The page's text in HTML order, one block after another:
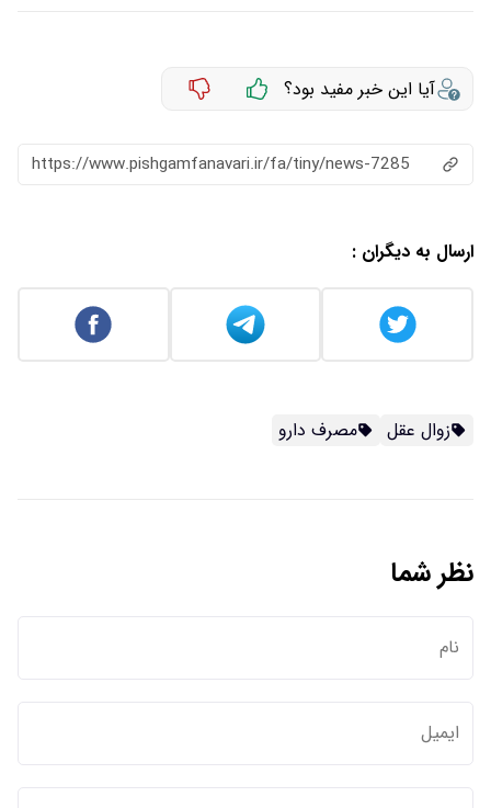
آیا این خبر مفید بود؟
https://www.pishgamfanavari.ir/fa/tiny/news-7285
ارسال به دیگران :
زوال عقل مصرف دارو
نظر شما